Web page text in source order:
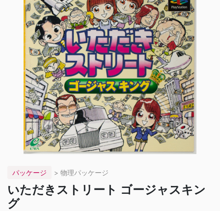
パッケージ > 物理パッケージ
いただきストリート ゴージャスキン
グ